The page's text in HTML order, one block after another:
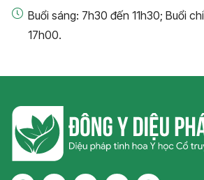
Buổi sáng: 7h30 đến 11h30; Buổi
17h00.